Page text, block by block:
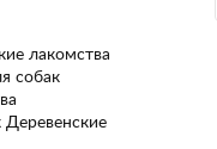
лакомства
собак